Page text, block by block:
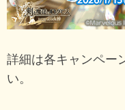
詳細は各キャンペー
い。